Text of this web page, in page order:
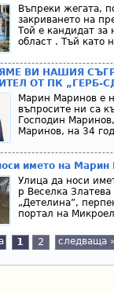
Въпреки жегата,
закриването на
Той е кандидат
област . Тъй като
ВИ НАШИЯ
ОТ ПК „ГЕРБ-
Марин Маринов е
въпросите ни са
Господин
Маринов, на 34
името на Марин
Улица да носи
р Веселка
„Детелина”,
портал на
1 2 следваща